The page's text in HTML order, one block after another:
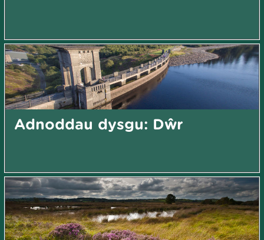
Adnoddau dysgu: Dŵr